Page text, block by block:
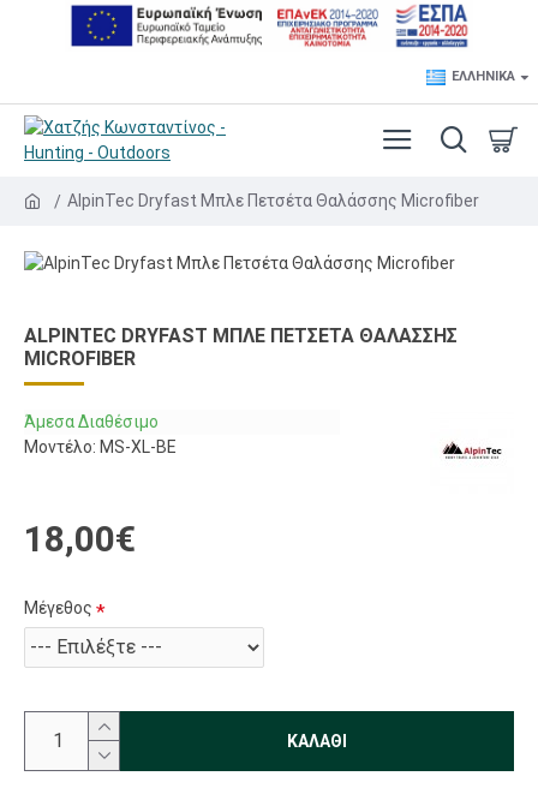
ΕΛΛΗΝΙΚΆ
AlpinTec Dryfast Μπλε Πετσέτα Θαλάσσης Microfiber
ALPINTEC DRYFAST ΜΠΛΕ ΠΕΤΣΈΤΑ ΘΑΛΆΣΣΗΣ
MICROFIBER
Άμεσα Διαθέσιμο
Μοντέλο: MS-XL-BE
18,00€
Μέγεθος
ΚΑΛΆΘΙ